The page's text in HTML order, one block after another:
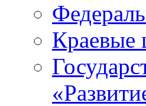
Краевые